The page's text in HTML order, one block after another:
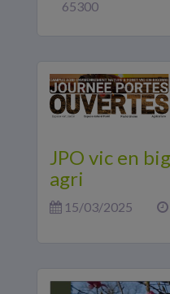
65300
JPO vic en
agri
15/03/2025